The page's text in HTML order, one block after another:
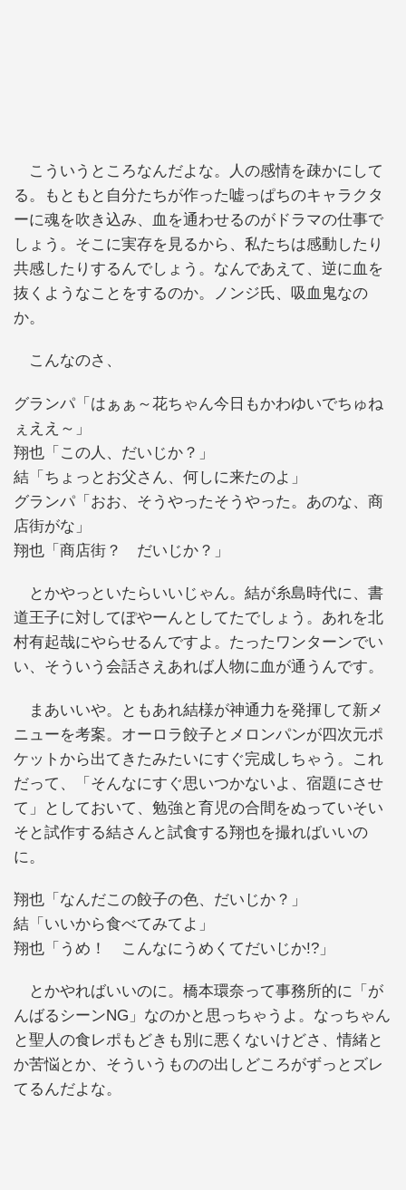
こういうところなんだよな。人の感情を疎かにして
る。もともと自分たちが作った嘘っぱちのキャラクタ
ーに魂を吹き込み、血を通わせるのがドラマの仕事で
しょう。そこに実存を見るから、私たちは感動したり
共感したりするんでしょう。なんであえて、逆に血を
抜くようなことをするのか。ノンジ氏、吸血鬼なの
か。
こんなのさ、
グランパ「はぁぁ～花ちゃん今日もかわゆいでちゅね
ぇええ～」
翔也「この人、だいじか？」
結「ちょっとお父さん、何しに来たのよ」
グランパ「おお、そうやったそうやった。あのな、商
店街がな」
翔也「商店街？ だいじか？」
とかやっといたらいいじゃん。結が糸島時代に、書
道王子に対してぽやーんとしてたでしょう。あれを北
村有起哉にやらせるんですよ。たったワンターンでい
い、そういう会話さえあれば人物に血が通うんです。
まあいいや。ともあれ結様が神通力を発揮して新メ
ニューを考案。オーロラ餃子とメロンパンが四次元ポ
ケットから出てきたみたいにすぐ完成しちゃう。これ
だって、「そんなにすぐ思いつかないよ、宿題にさせ
て」としておいて、勉強と育児の合間をぬっていそい
そと試作する結さんと試食する翔也を撮ればいいの
に。
翔也「なんだこの餃子の色、だいじか？」
結「いいから食べてみてよ」
翔也「うめ！ こんなにうめくてだいじか!?」
とかやればいいのに。橋本環奈って事務所的に「が
んばるシーンNG」なのかと思っちゃうよ。なっちゃん
と聖人の食レポもどきも別に悪くないけどさ、情緒と
か苦悩とか、そういうものの出しどころがずっとズレ
てるんだよな。